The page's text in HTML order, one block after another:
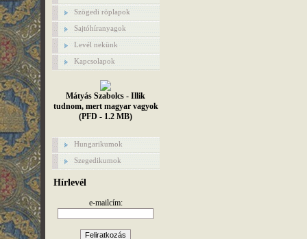
Szögedi röplapok
Sajtóhíranyagok
Levél nekünk
Kapcsolapok
Mátyás Szabolcs - Illik
tudnom, mert magyar vagyok
(PFD - 1.2 MB)
Hungarikumok
Szegedikumok
Hírlevél
e-mailcím: